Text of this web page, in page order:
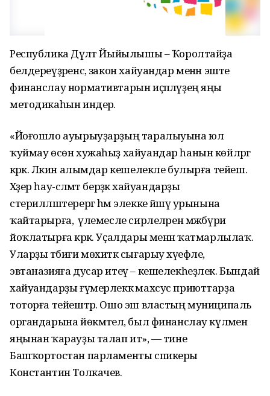
Республика Дәүләт Йыйылышы – Ҡоролтайҙа
белдереүҙәренсә, закон хайуандар менән эште
финанслау нормативтарын иҫәпләүҙең яңы
методикаһын индерә.
«Йоғошло ауырыуҙарҙың таралыуына юл
ҡуймау өсөн хужаһыҙ хайуандар һанын көйләргә
кәрәк. Ләкин алымдар кешелекле булырға тейеш.
Хәҙер һау-сәләмәт берәҙәк хайуандарҙы
стерилләштерергә һәм элекке йәшәү урынына
ҡайтарырға, ә үлемесле сирлеләрен мәжбүри
йоҡлатырға кәрәк. Уҫалдары менән ҡатмарлылаҡ.
Уларҙы тәбиғи мөхиткә сығарыу хәүефле, ә
эвтаназияға дусар итеү – кешелекһеҙлек. Бындай
хайуандарҙы ғүмерлеккә махсус приюттарҙа
тоторға тейештәр. Ошо эш властың муниципаль
органдарына йөкмәтелә, был финанслау күләмен
яңынан ҡарауҙы талап итә», — тине
Башҡортостан парламенты спикеры
Константин Толкачев.